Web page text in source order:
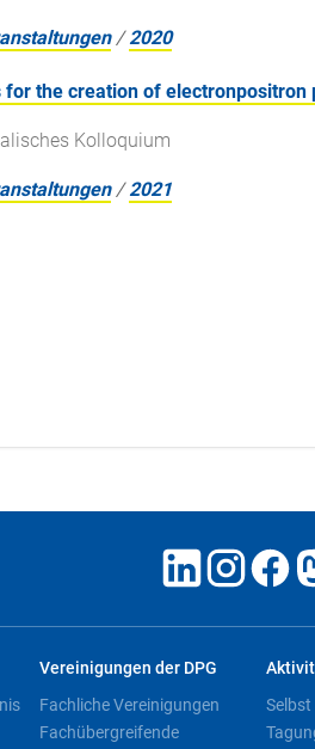
/2020
for the creation of
Kolloquium
/2021
Vereinigungen der DPG
Fachliche Vereinigungen
Fachübergreifende